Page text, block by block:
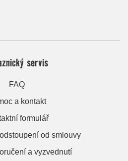
servis
FAQ
a kontakt
formulář
od smlouvy
a vyzvednutí